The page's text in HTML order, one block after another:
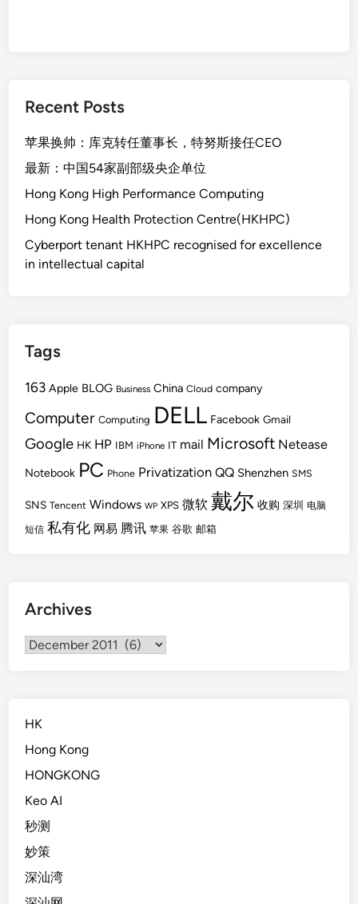
Recent Posts
苹果换帅：库克转任董事长，特努斯接任CEO
最新：中国54家副部级央企单位
Hong Kong High Performance Computing
Hong Kong Health Protection Centre(HKHPC)
Cyberport tenant HKHPC recognised for excellence
in intellectual capital
Tags
163 Apple BLOG Business China Cloud company
Computer Computing DELL Facebook Gmail
Google HK HP IBM iPhone IT mail Microsoft Netease
Notebook PC Phone Privatization QQ Shenzhen SMS
SNS Tencent Windows WP XPS 微软 戴尔 收购 深圳 电脑
短信 私有化 网易 腾讯 苹果 谷歌 邮箱
Archives
Archives
HK
Hong Kong
HONGKONG
Keo AI
秒测
妙策
深汕湾